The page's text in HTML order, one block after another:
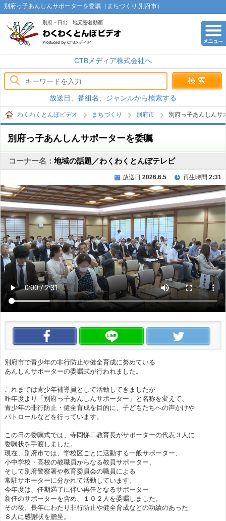
別府っ子あんしんサポーターを委嘱（まちづくり,別府市）
別府・日出 地元密着動画
CTBメディア株式会社へ
放送日、番組名、ジャンルから検索する
わくわくとんぼビデオ まちづくり 別府市 別府っ子あんしんサ
別府っ子あんしんサポーターを委嘱
コーナー名：地域の話題／わくわくとんぼテレビ
放送日 2026.6.5 再生時間 2:31
この動画をいいね！ この動画をLINEで送る
別府市で青少年の非行防止や健全育成に努めている
あんしんサポーターの委嘱式が行われました。
これまでは青少年補導員として活動してきましたが
昨年度より「別府っ子あんしんサポーター」と名称を変えて、
青少年の非行防止・健全育成を目的に、子どもたちへの声かけや
パトロールなどを行っています。
この日の委嘱式では、寺岡悌二教育長がサポーターの代表３人に
委嘱状を手渡しました。
現在、別府市では、学校区ごとに活動する一般サポーター、
小中学校・高校の教職員からなる教員サポーター、
そして別府警察署や教育委員会の職員による
常駐サポーターに分かれて活動しています。
今年度は、任期満了に伴い再任となるサポーター
新任のサポーターを含め、１０２人を委嘱しました。
その後、長年にわたり非行防止や健全育成などの功績のあった
８人に感謝状を贈呈。